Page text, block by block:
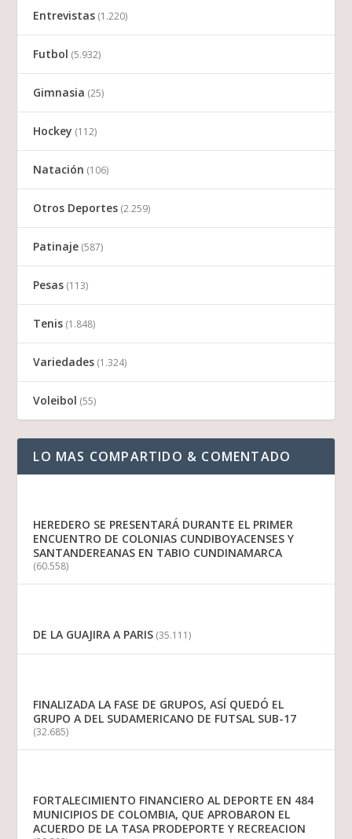
Entrevistas (1.220)
Futbol (5.932)
Gimnasia (25)
Hockey (112)
Natación (106)
Otros Deportes (2.259)
Patinaje (587)
Pesas (113)
Tenis (1.848)
Variedades (1.324)
Voleibol (55)
LO MAS COMPARTIDO & COMENTADO
HEREDERO SE PRESENTARÁ DURANTE EL PRIMER
ENCUENTRO DE COLONIAS CUNDIBOYACENSES Y
SANTANDEREANAS EN TABIO CUNDINAMARCA
(60.558)
DE LA GUAJIRA A PARIS (35.111)
FINALIZADA LA FASE DE GRUPOS, ASÍ QUEDÓ EL
GRUPO A DEL SUDAMERICANO DE FUTSAL SUB-17
(32.685)
FORTALECIMIENTO FINANCIERO AL DEPORTE EN 484
MUNICIPIOS DE COLOMBIA, QUE APROBARON EL
ACUERDO DE LA TASA PRODEPORTE Y RECREACION